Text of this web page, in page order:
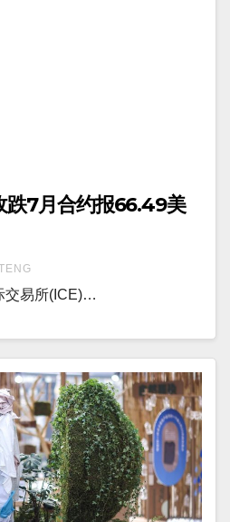
跌7月合约报66.49美
交易所(ICE)…